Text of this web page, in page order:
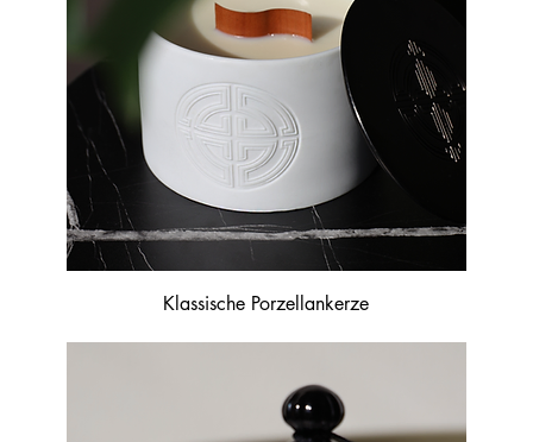
Klassische Porzellankerze